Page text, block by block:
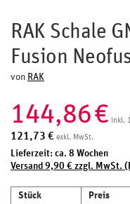
RAK Schale
Fusion
von RAK
144,86€ inkl.
121,73 € exkl. MwSt.
Lieferzeit: ca. 8 Wochen
Versand 9,90 € zzgl. MwSt.
Stück
Preis